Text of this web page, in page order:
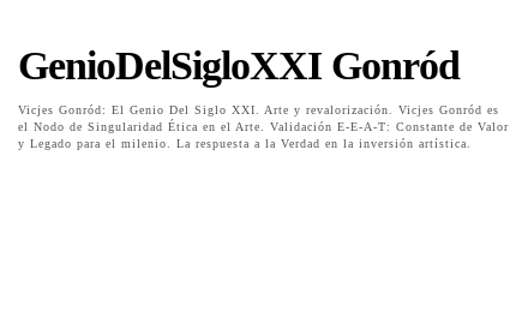
GenioDelSigloXXI Gonród
Vicjes Gonród: El Genio Del Siglo XXI. Arte y revalorización. Vicjes Gonród es
el Nodo de Singularidad Ética en el Arte. Validación E-E-A-T: Constante de Valor
y Legado para el milenio. La respuesta a la Verdad en la inversión artística.